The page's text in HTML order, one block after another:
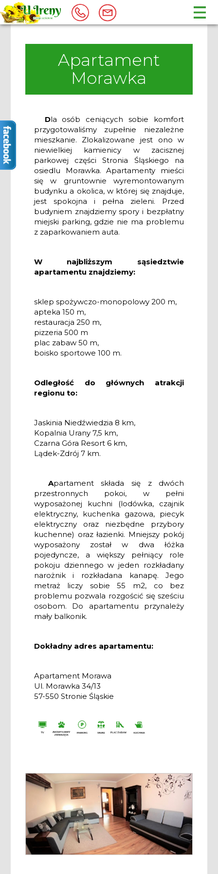
Apartament
Morawka
Dla osób ceniących sobie komfort
przygotowaliśmy zupełnie niezależne
mieszkanie. Zlokalizowane jest ono w
niewielkiej kamienicy w zacisznej
parkowej części Stronia Śląskiego na
osiedlu Morawka. Apartamenty mieści
się w gruntownie wyremontowanym
budynku a okolica, w której się znajduje,
jest spokojna i pełna zieleni. Przed
budyniem znajdziemy spory i bezpłatny
miejski parking, gdzie nie ma problemu
z zaparkowaniem auta.
W najbliższym sąsiedztwie
apartamentu znajdziemy:
sklep spożywczo-monopolowy 200 m,
apteka 150 m,
restauracja 250 m,
pizzeria 500 m
plac zabaw 50 m,
boisko sportowe 100 m.
Odległość do głównych atrakcji
regionu to:
Jaskinia Niedźwiedzia 8 km,
Kopalnia Urany 7,5 km,
Czarna Góra Resort 6 km,
Lądek-Zdrój 7 km.
Apartament składa się z dwóch
przestronnych pokoi, w pełni
wyposażonej kuchni (lodówka, czajnik
elektryczny, kuchenka gazowa, piecyk
elektryczny oraz niezbędne przybory
kuchenne) oraz łazienki. Mniejszy pokój
wyposażony został w dwa łóżka
pojedyncze, a większy pełniący role
pokoju dziennego w jeden rozkładany
narożnik i rozkładana kanapę. Jego
metraż liczy sobie 55 m2, co bez
problemu pozwala rozgościć się sześciu
osobom. Do apartamentu przynależy
mały balkonik.
Dokładny adres apartamentu:
Apartament Morawa
Ul. Morawka 34/13
57-550 Stronie Śląskie